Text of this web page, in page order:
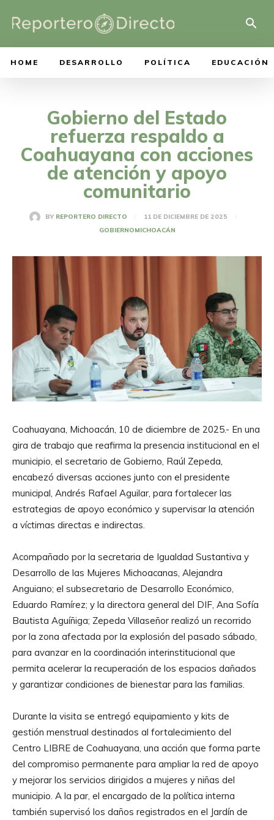
HOME DESARROLLO POLÍTICA EDUCACIÓN
Gobierno del Estado
refuerza respaldo a
Coahuayana con acciones
de atención y apoyo
comunitario
BY REPORTERO DIRECTO
11 DE DICIEMBRE DE 2025
GOBIERNOMICHOACÁN
Coahuayana, Michoacán, 10 de diciembre de 2025.- En una
gira de trabajo que reafirma la presencia institucional en el
municipio, el secretario de Gobierno, Raúl Zepeda,
encabezó diversas acciones junto con el presidente
municipal, Andrés Rafael Aguilar, para fortalecer las
estrategias de apoyo económico y supervisar la atención
a víctimas directas e indirectas.
Acompañado por la secretaria de Igualdad Sustantiva y
Desarrollo de las Mujeres Michoacanas, Alejandra
Anguiano; el subsecretario de Desarrollo Económico,
Eduardo Ramírez; y la directora general del DIF, Ana Sofía
Bautista Aguíñiga; Zepeda Villaseñor realizó un recorrido
por la zona afectada por la explosión del pasado sábado,
para avanzar en la coordinación interinstitucional que
permita acelerar la recuperación de los espacios dañados
y garantizar condiciones de bienestar para las familias.
Durante la visita se entregó equipamiento y kits de
gestión menstrual destinados al fortalecimiento del
Centro LIBRE de Coahuayana, una acción que forma parte
del compromiso permanente para ampliar la red de apoyo
y mejorar los servicios dirigidos a mujeres y niñas del
municipio. A la par, el encargado de la política interna
también supervisó los daños registrados en el Jardín de